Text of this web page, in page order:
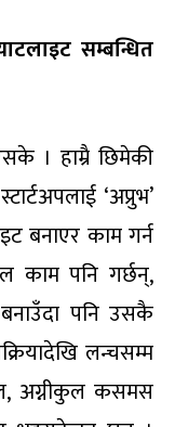
सम्बन्धित
। हाम्रै छिमेकी
‘अप्रुभ’
बनाएर काम गर्न
काम पनि गर्छन्,
पनि उसकै
लन्चसम्म
अग्नीकुल कसमस